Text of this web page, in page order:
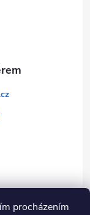
procházením